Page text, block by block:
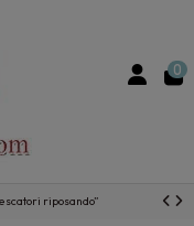
0
riposando”